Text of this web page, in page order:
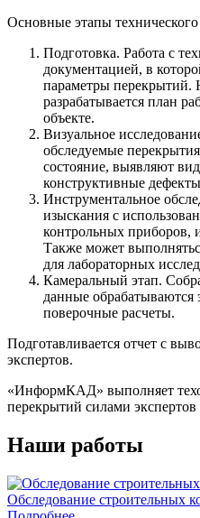
Основные этапы технического
Подготовка. Работа с
документацией, в
параметры перекрытий.
разрабатывается план
объекте.
Визуальное
обследуемые
состояние, выявляют
конструктивные
Инструментальное
изыскания с
контрольных приборов,
Также может
для лабораторных
Камеральный этап.
данные обрабатываются
поверочные расчеты.
Подготавливается отчет с
экспертов.
«ИнформКАД» выполняет
перекрытий силами
Наши работы
Обследование строительных